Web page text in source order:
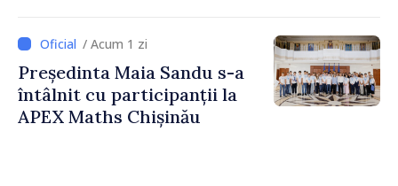
Strategică și Contracarare a
Dezinformării
/ Acum 1 zi
Președinta Maia Sandu s-a
întâlnit cu participanții la
APEX Maths Chișinău